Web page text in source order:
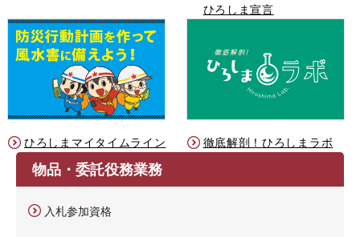
ひろしま宣言
ひろしまマイタイムライン 徹底解剖！ひろしまラボ
物品・委託役務業務
入札参加資格